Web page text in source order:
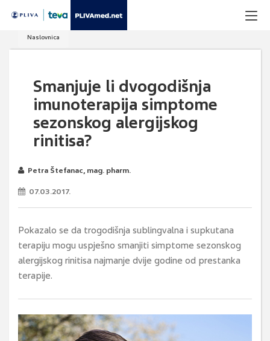
Naslovnica
Smanjuje li dvogodišnja
imunoterapija simptome
sezonskog alergijskog
rinitisa?
Petra Štefanac, mag. pharm.
07.03.2017.
Pokazalo se da trogodišnja sublingvalna i supkutana
terapiju mogu uspješno smanjiti simptome sezonskog
alergijskog rinitisa najmanje dvije godine od prestanka
terapije.